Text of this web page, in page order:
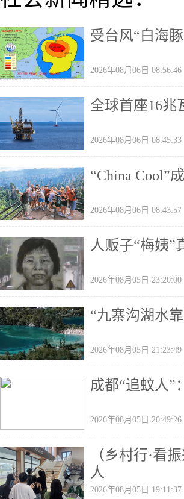
受台风“白海
2026年08月06日 08:56:46
全球首座16兆
2026年08月06日 08:45:33
“China
2026年08月06日 08:43:57
人贩子“梅姨”
2026年08月05日 23:20:00
“九寨沟湖水
2026年08月05日 21:23:49
成都“追蚊人”
2026年08月05日 20:49:26
（乡村行·看
人
2026年08月05日 19:11:37